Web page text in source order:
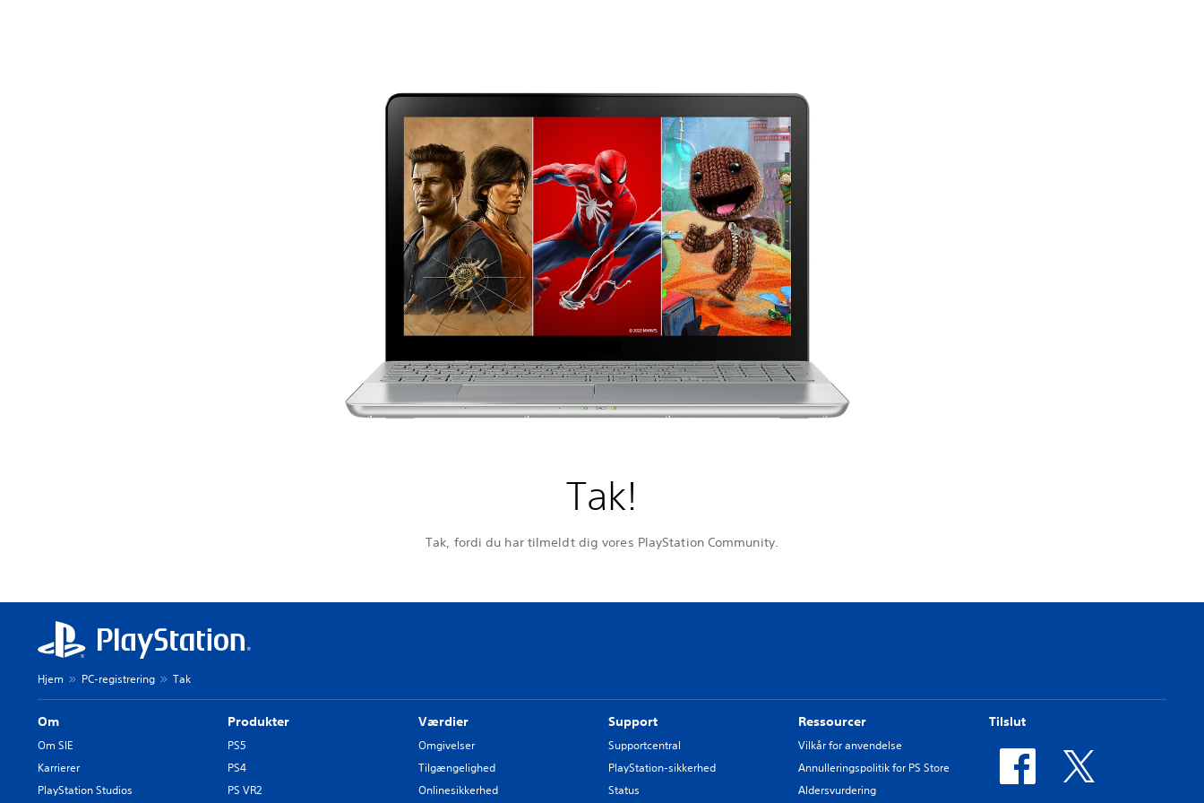
Tak!
Tak, fordi du har tilmeldt dig vores PlayStation Community.
Hjem PC-registrering Tak
Om
Om SIE
Karrierer
PlayStation Studios
Produkter
PS5
PS4
PS VR2
Værdier
Omgivelser
Tilgængelighed
Onlinesikkerhed
Support
Supportcentral
PlayStation-sikkerhed
Status
Ressourcer
Vilkår for anvendelse
Annulleringspolitik for PS Store
Aldersvurdering
Tilslut